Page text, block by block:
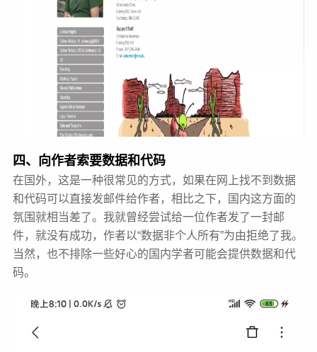
四、向作者索要数据和代码
在国外，这是一种很常见的方式，如果在网上找不到数据
和代码可以直接发邮件给作者，相比之下，国内这方面的
氛围就相当差了。我就曾经尝试给一位作者发了一封邮
件，就没有成功，作者以“数据非个人所有”为由拒绝了我。
当然，也不排除一些好心的国内学者可能会提供数据和代
码。